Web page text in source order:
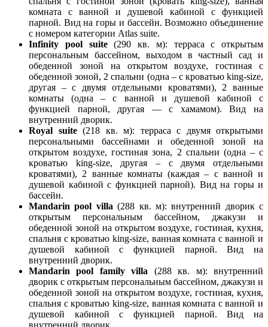
комната с ванной и душевой кабиной с функцией
парной. Вид на горы и бассейн. Возможно объединение
с номером категории Atlas suite.
Infinity pool suite(290 кв. м): терраса с открытым
персональным бассейном, выходом в частный сад и
обеденной зоной на открытом воздухе, гостиная с
обеденной зоной, 2 спальни (одна – с кроватью king-size,
другая – с двумя отдельными кроватями), 2 ванные
комнаты (одна – с ванной и душевой кабиной с
функцией парной, другая — с хамамом). Вид на
внутренний дворик.
Royal suite(218 кв. м): терраса с двумя открытыми
персональными бассейнами и обеденной зоной на
открытом воздухе, гостиная зона, 2 спальни (одна – с
кроватью king-size, другая – с двумя отдельными
кроватями), 2 ванные комнаты (каждая – с ванной и
душевой кабиной с функцией парной). Вид на горы и
бассейн.
Mandarin pool villa (288 кв. м): внутренний дворик с
открытым персональным бассейном, джакузи и
обеденной зоной на открытом воздухе, гостиная, кухня,
спальня с кроватью king-size, ванная комната с ванной и
душевой кабиной с функцией парной. Вид на
внутренний дворик.
Mandarin pool family villa (288 кв. м): внутренний
дворик с открытым персональным бассейном, джакузи и
обеденной зоной на открытом воздухе, гостиная, кухня,
спальня с кроватью king-size, ванная комната с ванной и
душевой кабиной с функцией парной. Вид на
внутренний дворик.